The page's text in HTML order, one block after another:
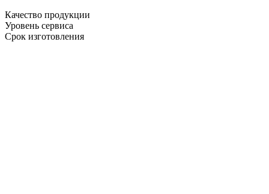
Качество продукции
Уровень сервиса
Срок изготовления